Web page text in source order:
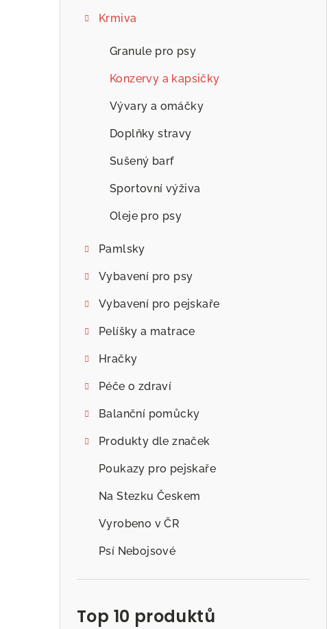
Krmiva
Granule pro psy
Konzervy a kapsičky
Vývary a omáčky
Doplňky stravy
Sušený barf
Sportovní výživa
Oleje pro psy
Pamlsky
Vybavení pro psy
Vybavení pro pejskaře
Pelíšky a matrace
Hračky
Péče o zdraví
Balanční pomůcky
Produkty dle značek
Poukazy pro pejskaře
Na Stezku Českem
Vyrobeno v ČR
Psí Nebojsové
Top 10 produktů